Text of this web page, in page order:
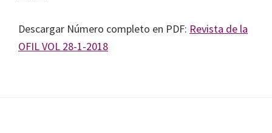
Descargar Número completo en PDF: Revista de la
OFIL VOL 28-1-2018